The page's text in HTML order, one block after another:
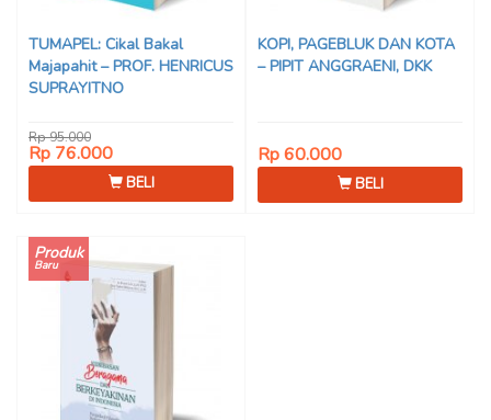
TUMAPEL: Cikal Bakal
Majapahit – PROF. HENRICUS
SUPRAYITNO
Rp 95.000
Rp 76.000
BELI
KOPI, PAGEBLUK DAN KOTA
– PIPIT ANGGRAENI, DKK
Rp 60.000
BELI
Produk
Baru